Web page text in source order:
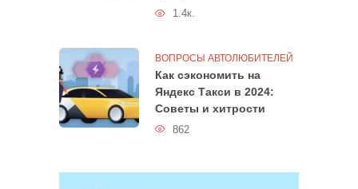
1.4к.
ВОПРОСЫ АВТОЛЮБИТЕЛЕЙ
Как сэкономить на
Яндекс Такси в 2024:
Советы и хитрости
862